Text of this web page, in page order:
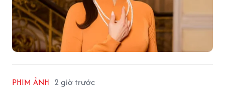
PHIM ẢNH 2 giờ trước